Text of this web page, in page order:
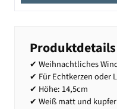
Produktdetails
✔ Weihnachtliches
✔ Für Echtkerzen oder
✔ Höhe: 14,5cm
✔ Weiß matt und